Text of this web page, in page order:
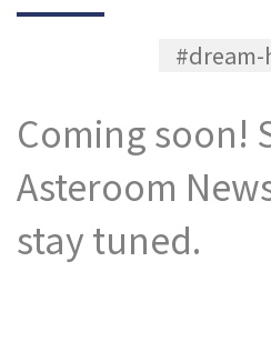
#dream-
Coming soon!
Asteroom
stay tuned.